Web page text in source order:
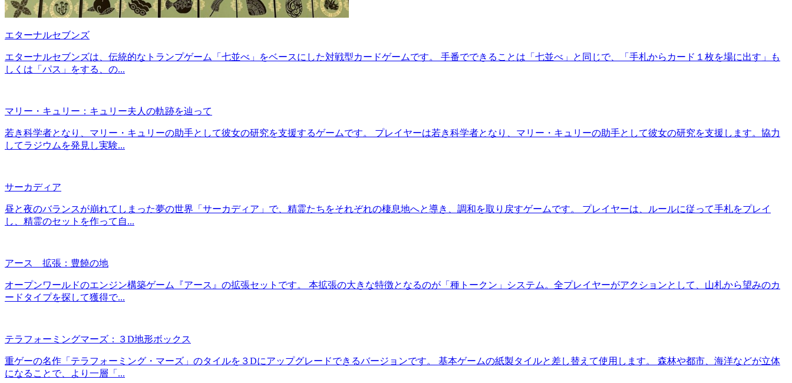
エターナルセブンズ
エターナルセブンズは、伝統的なトランプゲーム「七並べ」をベースにした対戦型カードゲームです。 手番でできることは「七並べ」と同じで、「手札からカード１枚を場に出す」も
しくは「パス」をする、の...
マリー・キュリー：キュリー夫人の軌跡を辿って
若き科学者となり、マリー・キュリーの助手として彼女の研究を支援するゲームです。 プレイヤーは若き科学者となり、マリー・キュリーの助手として彼女の研究を支援します。協力
してラジウムを発見し実験...
サーカディア
昼と夜のバランスが崩れてしまった夢の世界「サーカディア」で、精霊たちをそれぞれの棲息地へと導き、調和を取り戻すゲームです。 プレイヤーは、ルールに従って手札をプレイ
し、精霊のセットを作って自...
アース 拡張：豊饒の地
オープンワールドのエンジン構築ゲーム『アース』の拡張セットです。 本拡張の大きな特徴となるのが「種トークン」システム。全プレイヤーがアクションとして、山札から望みのカ
ードタイプを探して獲得で...
テラフォーミングマーズ：３D地形ボックス
重ゲーの名作「テラフォーミング・マーズ」のタイルを３Dにアップグレードできるバージョンです。 基本ゲームの紙製タイルと差し替えて使用します。 森林や都市、海洋などが立体
になることで、より一層「...